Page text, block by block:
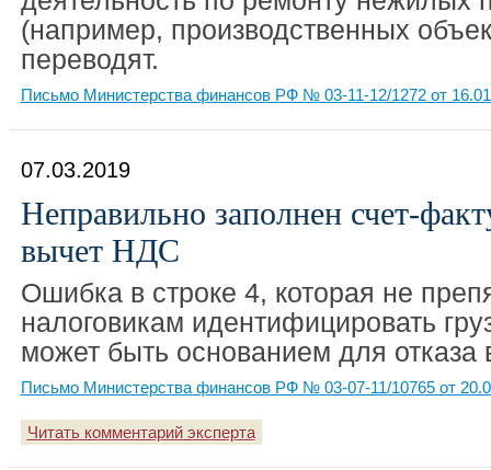
(например, производственных
переводят.
Письмо Министерства финансов РФ № 03-11-12/1272 от
07.03.2019
Неправильно заполнен счет-
вычет НДС
Ошибка в строке 4, которая не
налоговикам идентифицировать
может быть основанием для
Письмо Министерства финансов РФ № 03-07-11/10765 от
Читать комментарий эксперта